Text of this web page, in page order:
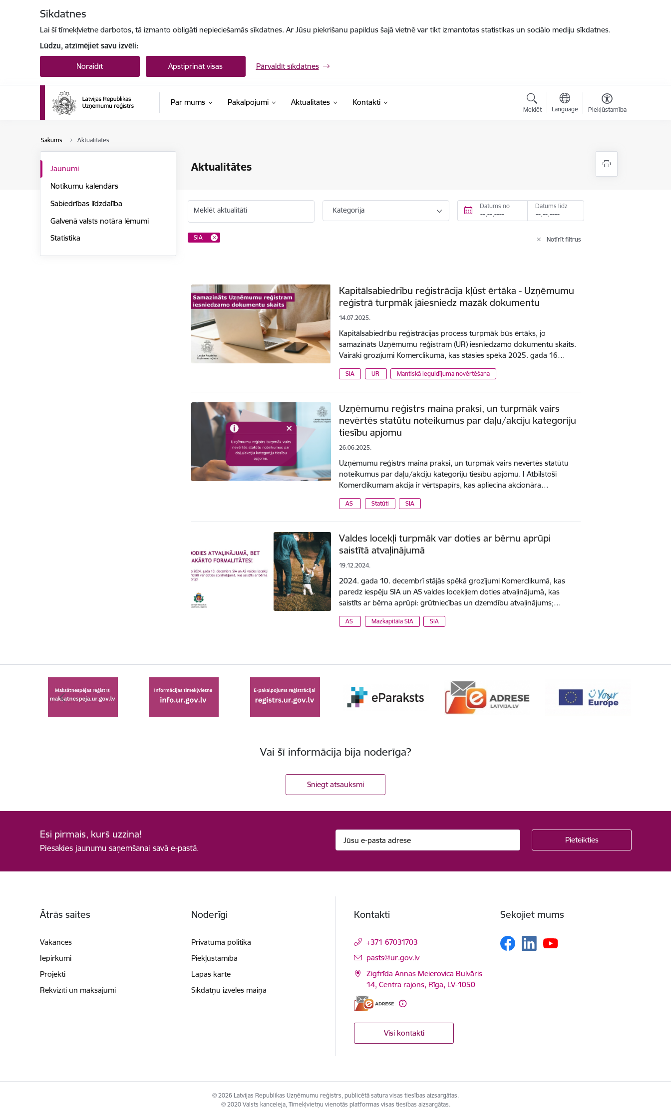
Sīkdatnes
Lai šī tīmekļvietne darbotos, tā izmanto obligāti nepieciešamās sīkdatnes. Ar Jūsu piekrišanu papildus šajā vietnē var tikt izmantotas statistikas un sociālo mediju sīkdatnes.
Lūdzu, atzīmējiet savu izvēli:
Noraidīt Apstiprināt visas Pārvaldīt sīkdatnes
Par mums Pakalpojumi Aktualitātes Kontakti
Meklēt Language Piekļūstamība
Sākums Aktualitātes
Aktualitātes
Jaunumi
Notikumu kalendārs
Sabiedrības līdzdalība
Galvenā valsts notāra lēmumi
Statistika
Meklēt aktualitāti Kategorija Datums no Datums līdz
SIA Notīrīt filtrus
Kapitālsabiedrību reģistrācija kļūst ērtāka - Uzņēmumu
reģistrā turpmāk jāiesniedz mazāk dokumentu
14.07.2025.
Kapitālsabiedrību reģistrācijas process turpmāk būs ērtāks, jo
samazināts Uzņēmumu reģistram (UR) iesniedzamo dokumentu skaits.
Vairāki grozījumi Komerclikumā, kas stāsies spēkā 2025. gada 16…
SIA UR Mantiskā ieguldījuma novērtēšana
Uzņēmumu reģistrs maina praksi, un turpmāk vairs
nevērtēs statūtu noteikumus par daļu/akciju kategoriju
tiesību apjomu
26.06.2025.
Uzņēmumu reģistrs maina praksi, un turpmāk vairs nevērtēs statūtu
noteikumus par daļu/akciju kategoriju tiesību apjomu. I Atbilstoši
Komerclikumam akcija ir vērtspapīrs, kas apliecina akcionāra…
AS Statūti SIA
Valdes locekļi turpmāk var doties ar bērnu aprūpi
saistītā atvaļinājumā
19.12.2024.
2024. gada 10. decembrī stājās spēkā grozījumi Komerclikumā, kas
paredz iespēju SIA un AS valdes locekļiem doties atvaļinājumā, kas
saistīts ar bērna aprūpi: grūtniecības un dzemdību atvaļinājums;…
AS Mazkapitāla SIA SIA
Vai šī informācija bija noderīga?
Sniegt atsauksmi
Esi pirmais, kurš uzzina!
Piesakies jaunumu saņemšanai savā e-pastā.
Ātrās saites
Vakances
Iepirkumi
Projekti
Rekvizīti un maksājumi
Noderīgi
Privātuma politika
Piekļūstamība
Lapas karte
Sīkdatņu izvēles maiņa
Kontakti
+371 67031703
E-pasts:
pasts@ur.gov.lv
Zigfrīda Annas Meierovica Bulvāris
14, Centra rajons, Rīga, LV-1050
Visi kontakti
Sekojiet mums
© 2026 Latvijas Republikas Uzņēmumu reģistrs, publicētā satura visas tiesības aizsargātas.
© 2020 Valsts kanceleja, Tīmekļvietņu vienotās platformas visas tiesības aizsargātas.